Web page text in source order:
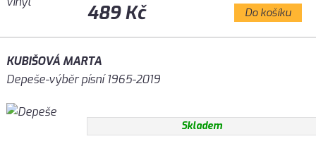
489 Kč Do košíku
KUBIŠOVÁ MARTA
Depeše-výběr písní 1965-2019
Skladem